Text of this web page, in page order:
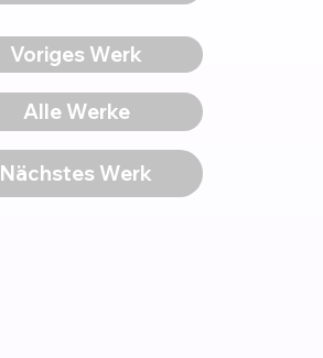
Voriges Werk
Alle Werke
Nächstes Werk